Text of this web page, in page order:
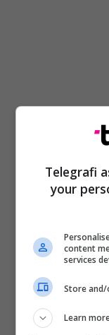
Erik Ten Hag
Nuri Sahin
Telegrafi
your
content
services
Store
Learn